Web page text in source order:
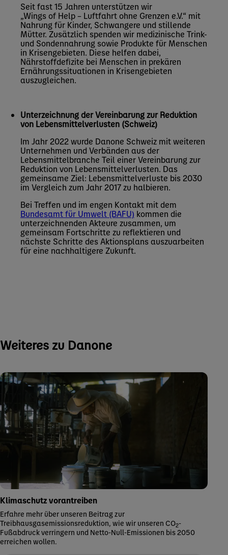
Seit fast 15 Jahren unterstützen wir
„Wings of Help – Luftfahrt ohne Grenzen e.V.“ mit
Nahrung für Kinder, Schwangere und stillende
Mütter. Zusätzlich spenden wir medizinische Trink-
und Sondennahrung sowie Produkte für Menschen
in Krisengebieten. Diese helfen dabei,
Nährstoffdefizite bei Menschen in prekären
Ernährungssituationen in Krisengebieten
auszugleichen.
Unterzeichnung der Vereinbarung zur Reduktion
von Lebensmittelverlusten (Schweiz)
Im Jahr 2022 wurde Danone Schweiz mit weiteren
Unternehmen und Verbänden aus der
Lebensmittelbranche Teil einer Vereinbarung zur
Reduktion von Lebensmittelverlusten. Das
gemeinsame Ziel: Lebensmittelverluste bis 2030
im Vergleich zum Jahr 2017 zu halbieren.
Bei Treffen und im engen Kontakt mit dem
Bundesamt für Umwelt (BAFU) kommen die
unterzeichnenden Akteure zusammen, um
gemeinsam Fortschritte zu reflektieren und
nächste Schritte des Aktionsplans auszuarbeiten
für eine nachhaltigere Zukunft.
Weiteres zu Danone
Klimaschutz vorantreiben
Erfahre mehr über unseren Beitrag zur
Treibhausgasemissionsreduktion, wie wir unseren CO2-
Fußabdruck verringern und Netto-Null-Emissionen bis 2050
erreichen wollen.